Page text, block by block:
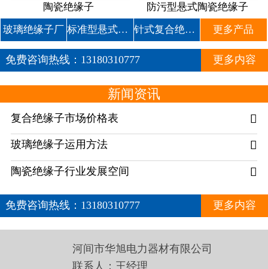
陶瓷绝缘子 防污型悬式陶瓷绝缘子
玻璃绝缘子厂 标准型悬式玻璃绝缘子 针式复合绝缘子 更多产品
免费咨询热线： 13180310777 更多内容
新闻资讯
复合绝缘子市场价格表 
玻璃绝缘子运用方法 
陶瓷绝缘子行业发展空间 
免费咨询热线： 13180310777 更多内容
河间市华旭电力器材有限公司
联系人：王经理